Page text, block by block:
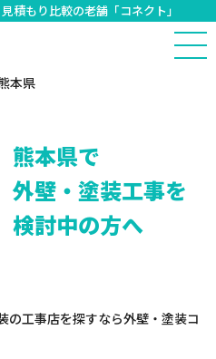
積もり比較の老舗「コネクト」
本県
熊本県で
外壁・塗装工事を
検討中の方へ
の工事店を探すなら外壁・塗装コ